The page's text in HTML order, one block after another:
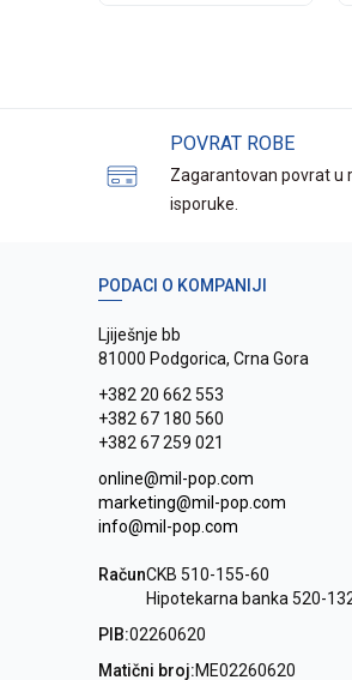
POVRAT ROBE
Zagarantovan povrat u
isporuke.
PODACI O KOMPANIJI
Ljiješnje bb
81000 Podgorica, Crna Gora
+382 20 662 553
+382 67 180 560
+382 67 259 021
online@mil-pop.com
marketing@mil-pop.com
info@mil-pop.com
RačunCKB 510-155-60
Hipotekarna banka 520-
PIB:02260620
Matični broj:ME02260620